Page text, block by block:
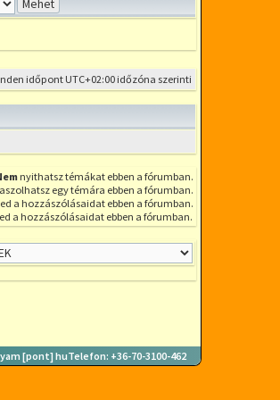
idézésével
időpontUTC+02:00 időzóna szerinti
nyithatsz témákat ebben a fórumban.
egy témára ebben a fórumban.
a hozzászólásaidat ebben a fórumban.
a hozzászólásaidat ebben a fórumban.
[pont] huTelefon: +36-70-3100-462